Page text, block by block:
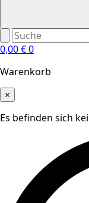
0,00€0
Warenkorb
×
Es befinden sich